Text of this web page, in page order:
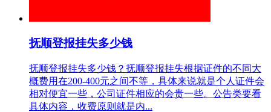
抚顺登报挂失多少钱
抚顺登报挂失多少钱？抚顺登报挂失根据证件的不同大
概费用在200-400元之间不等，具体来说就是个人证件会
相对便宜一些，公司证件相应的会贵一些。公告类要看
具体内容，收费原则就是内...